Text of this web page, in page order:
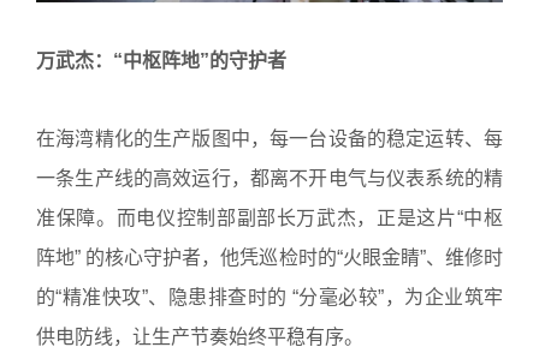
万武杰：“中枢阵地”的守护者
在海湾精化的生产版图中，每一台设备的稳定运转、每
一条生产线的高效运行，都离不开电气与仪表系统的精
准保障。而电仪控制部副部长万武杰，正是这片“中枢
阵地” 的核心守护者，他凭巡检时的“火眼金睛”、维修时
的“精准快攻”、隐患排查时的 “分毫必较”，为企业筑牢
供电防线，让生产节奏始终平稳有序。